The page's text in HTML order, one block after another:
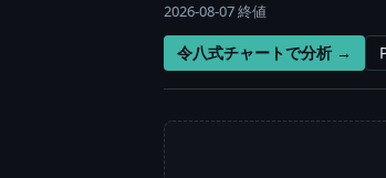
2026-08-07 終値
令八式チャートで分析 →